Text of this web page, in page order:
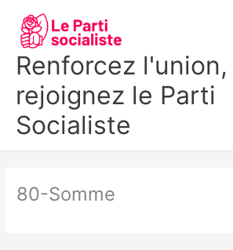
contenu
Renforcez l'union,
rejoignez le Parti
Socialiste
80-Somme